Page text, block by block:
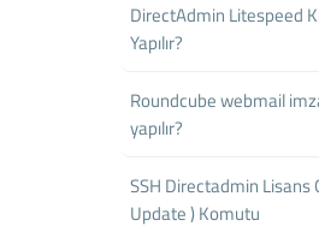
DirectAdmin Litespeed
Yapılır?
Roundcube webmail
yapılır?
SSH Directadmin Lisans
Update ) Komutu